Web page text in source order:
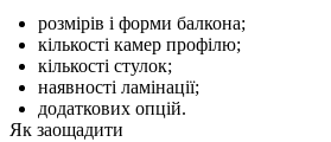
розмірів і форми балкона;
кількості камер профілю;
кількості стулок;
наявності ламінації;
додаткових опцій.
Як заощадити